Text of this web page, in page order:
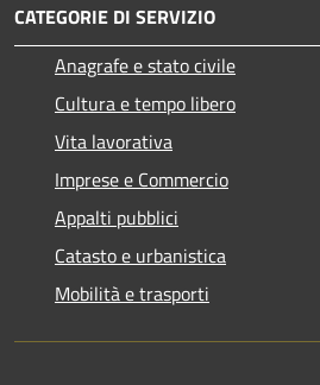
CATEGORIE DI SERVIZIO
Anagrafe e stato civile
Cultura e tempo libero
Vita lavorativa
Imprese e Commercio
Appalti pubblici
Catasto e urbanistica
Mobilità e trasporti